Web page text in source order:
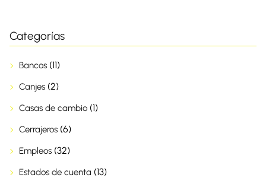
Categorías
Bancos (11)
Canjes (2)
Casas de cambio (1)
Cerrajeros (6)
Empleos (32)
Estados de cuenta (13)